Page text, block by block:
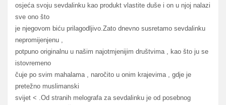
osjeća svoju sevdalinku kao produkt vlastite duše i on u njoj nalazi
sve ono što
je njegovom biću prilagodljivo.Zato dnevno susretamo sevdalinku
nepromijenjenu ,
potpuno originalnu u našim najotmjenijim društvima , kao što ju se
istovremeno
čuje po svim mahalama , naročito u onim krajevima , gdje je
pretežno muslimanski
svijet < .Od stranih melografa za sevdalinku je od posebnog